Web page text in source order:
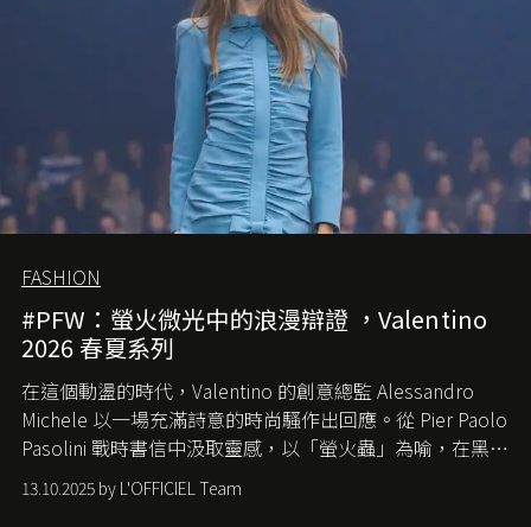
FASHION
#PFW：螢火微光中的浪漫辯證 ，Valentino
2026 春夏系列
在這個動盪的時代， Valentino 的創意總監 Alessandro
Michele 以一場充滿詩意的時尚騷作出回應。從 Pier Paolo
Pasolini 戰時書信中汲取靈感，以「螢火蟲」為喻，在黑暗
中找尋希望的微光。
13.10.2025 by L'OFFICIEL Team